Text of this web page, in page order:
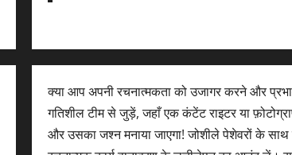
क्या आप अपनी रचनात्मकता को उजागर करने और
गतिशील टीम से जुड़ें, जहाँ एक कंटेंट राइटर या
और उसका जश्न मनाया जाएगा! जोशीले पेशेवरों के